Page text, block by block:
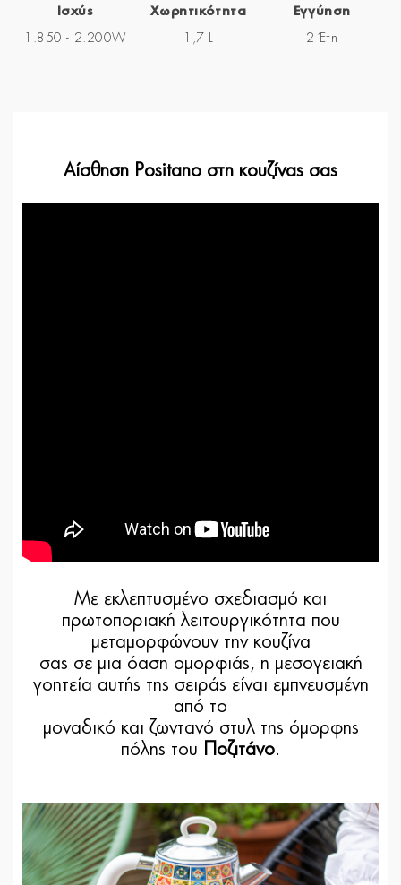
Ισχύς
1.850 - 2.200W
Χωρητικότητα
1,7 L
Εγγύηση
2 Έτη
Αίσθηση Positano στη κουζίνας σας
Με εκλεπτυσμένο σχεδιασμό και
πρωτοποριακή λειτουργικότητα που
μεταμορφώνουν την κουζίνα
σας σε μια όαση ομορφιάς, η μεσογειακή
γοητεία αυτής της σειράς είναι εμπνευσμένη
από το
μοναδικό και ζωντανό στυλ της όμορφης
πόλης του
Ποζιτάνο.